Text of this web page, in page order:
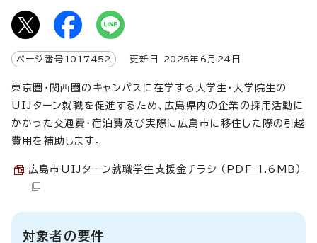
ページ番号 1017452 更新日 2025年6月 24 日
東京圏・関西圏のキャンパスに在学する大学生・大学院生の
UIJターン就職を促進するため、広島県内の企業の採用活動に
かかった交通費・宿泊費及び実際に広島市に移住した際の引越
費用を補助します。
広島市UIJターン就職学生支援金チラシ （PDF 1.6MB）
対象者の要件